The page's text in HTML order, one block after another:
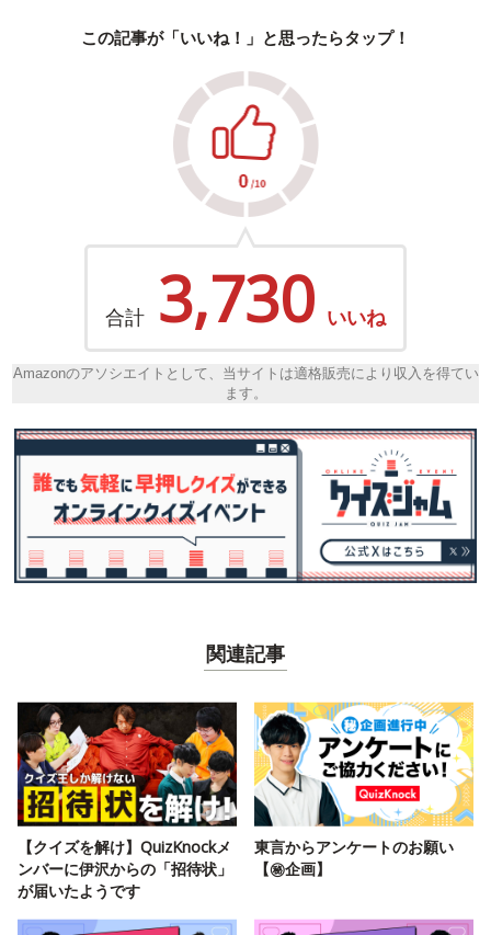
この記事が「いいね！」と思ったらタップ！
合計 3,730 いいね
Amazonのアソシエイトとして、当サイトは適格販売により収入を得てい
ます。
関連記事
【クイズを解け】QuizKnockメ
ンバーに伊沢からの「招待状」
が届いたようです
東言からアンケートのお願い
【㊙️企画】